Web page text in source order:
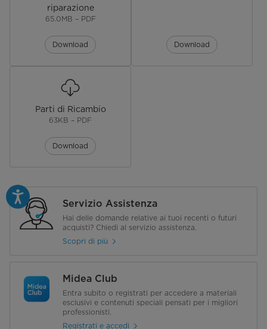
Numero programmi
Selezione Programmi
Auto, Intensivo, Eco, 58 minuti,
Rapido, Whisper
Funzioni
Tipo di controllo
Potenza
Tipologia filtro Filtro antibatterico
Bracci irroratori
Asciugatura Auto Open Door
riparazione
65.0MB – PDF
Download Download
Parti di Ricambio
63KB – PDF
Download
Servizio Assistenza
Hai delle domande relative ai tuoi recenti o futuri
acquisti? Chiedi al servizio assistenza.
Scopri di più
Midea Club
Entra subito o registrati per accedere a materiali
esclusivi e contenuti speciali pensati per i migliori
professionisti.
Registrati e accedi